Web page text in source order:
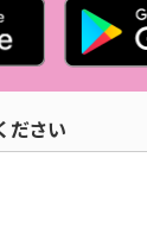
ださい